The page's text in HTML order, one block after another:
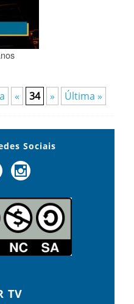
« 34 » Última »
Sociais
TV